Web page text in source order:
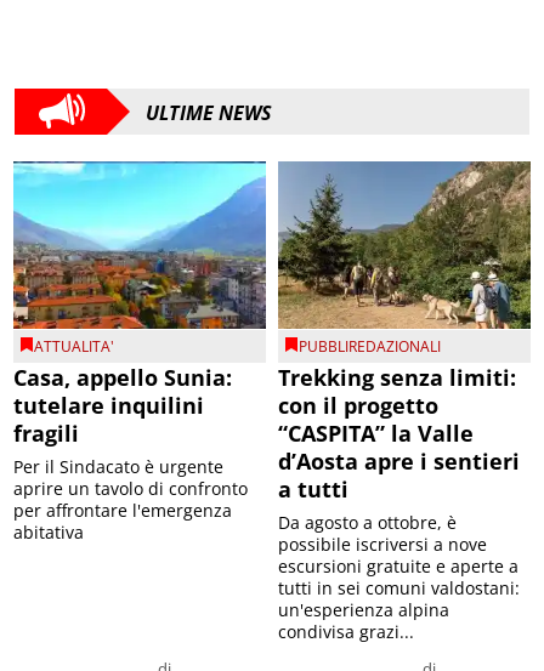
ULTIME NEWS
ATTUALITA'
Casa, appello Sunia:
tutelare inquilini
fragili
Per il Sindacato è urgente
aprire un tavolo di confronto
per affrontare l'emergenza
abitativa
PUBBLIREDAZIONALI
Trekking senza limiti:
con il progetto
“CASPITA” la Valle
d’Aosta apre i sentieri
a tutti
Da agosto a ottobre, è
possibile iscriversi a nove
escursioni gratuite e aperte a
tutti in sei comuni valdostani:
un'esperienza alpina
condivisa grazi...